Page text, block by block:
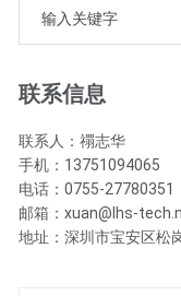
联系信息
联系人：禤志华
手机：13751094065
电话：0755-27780351
邮箱：xuan@lhs-
地址：深圳市宝安区松